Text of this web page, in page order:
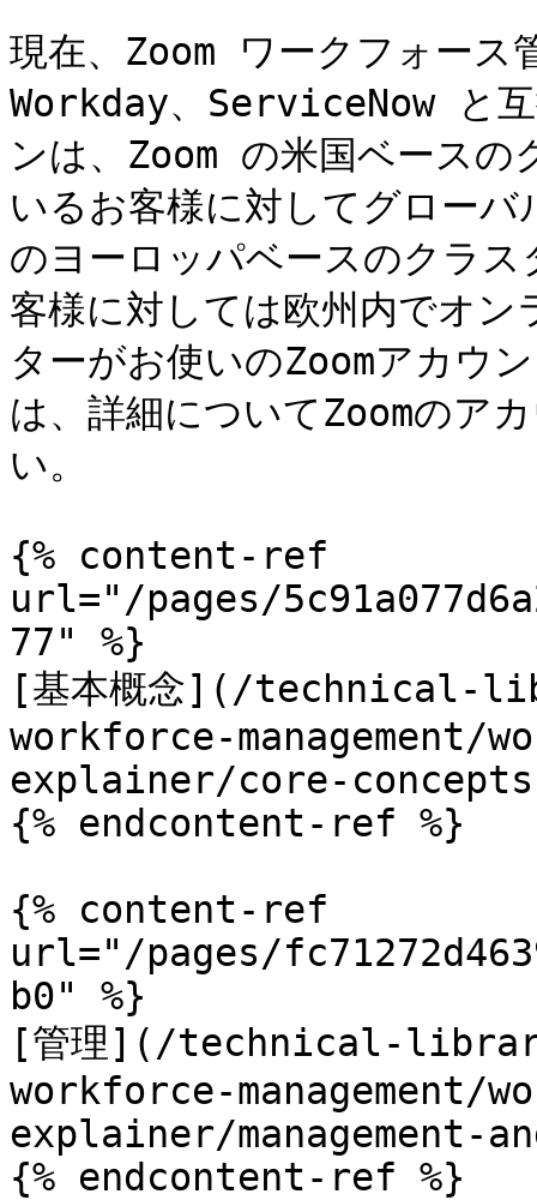
現在、Zoom ワークフォー
Workday、ServiceNow と
ンは、Zoom の米国ベースの
いるお客様に対してグローバ
のヨーロッパベースのクラ
客様に対しては欧州内でオ
ターがお使いのZoomアカウ
は、詳細についてZoomのア
い。
{% content-ref
url="/pages/
77" %}
[基本概念](/technical-
workforce-management/
explainer/core-
{% endcontent-ref %}
{% content-ref
url="/pages/
b0" %}
[管理](/technical-
workforce-management/
explainer/management-
{% endcontent-ref %}